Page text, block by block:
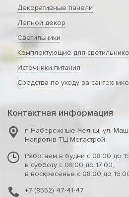
Декоративные панели
Лепной декор
Светильники
Комплектующие для
Источники питания
Средства по уходу за
Контактная информация
г. Набережные Челны, ул.
Напротив ТЦ Мегастрой
Работаем в будни с 08:00 до
в субботу с 08:00 до 17:00,
в воскресенье с 08:00 до
+7 (8552) 47-41-47